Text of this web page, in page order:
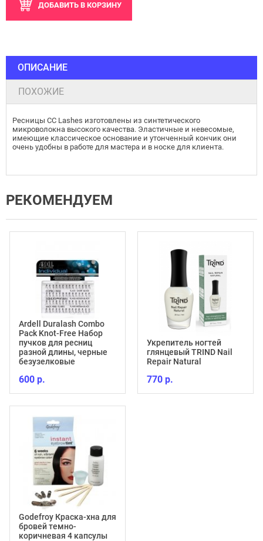
ДОБАВИТЬ В КОРЗИНУ
ОПИСАНИЕ
ПОХОЖИЕ
Ресницы CC Lashes изготовлены из синтетического
микроволокна высокого качества. Эластичные и невесомые,
имеющие классическое основание и утонченный кончик они
очень удобны в работе для мастера и в носке для клиента.
РЕКОМЕНДУЕМ
Ardell Duralash Combo
Pack Knot-Free Набор
пучков для ресниц
разной длины, черные
безузелковые
600 р.
Godefroy Краска-хна для
бровей темно-
коричневая 4 капсулы
Укрепитель ногтей
глянцевый TRIND Nail
Repair Natural
770 р.